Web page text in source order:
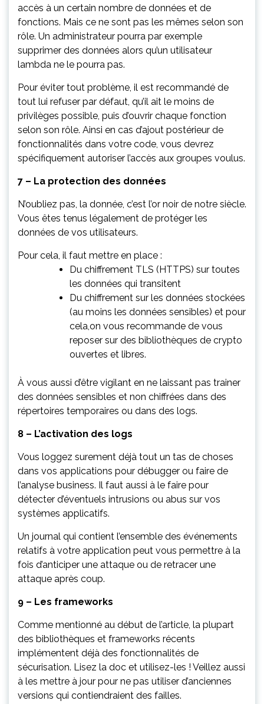
accès à un certain nombre de données et de
fonctions. Mais ce ne sont pas les mêmes selon son
rôle. Un administrateur pourra par exemple
supprimer des données alors qu’un utilisateur
lambda ne le pourra pas.
Pour éviter tout problème, il est recommandé de
tout lui refuser par défaut, qu’il ait le moins de
privilèges possible, puis d’ouvrir chaque fonction
selon son rôle. Ainsi en cas d’ajout postérieur de
fonctionnalités dans votre code, vous devrez
spécifiquement autoriser l’accès aux groupes voulus.
7 – La protection des données
N’oubliez pas, la donnée, c’est l’or noir de notre siècle.
Vous êtes tenus légalement de protéger les
données de vos utilisateurs.
Pour cela, il faut mettre en place :
Du chiffrement TLS (HTTPS) sur toutes
les données qui transitent
Du chiffrement sur les données stockées
(au moins les données sensibles) et pour
cela,on vous recommande de vous
reposer sur des bibliothèques de crypto
ouvertes et libres.
À vous aussi d’être vigilant en ne laissant pas trainer
des données sensibles et non chiffrées dans des
répertoires temporaires ou dans des logs.
8 – L’activation des logs
Vous loggez surement déjà tout un tas de choses
dans vos applications pour débugger ou faire de
l’analyse business. Il faut aussi à le faire pour
détecter d’éventuels intrusions ou abus sur vos
systèmes applicatifs.
Un journal qui contient l’ensemble des événements
relatifs à votre application peut vous permettre à la
fois d’anticiper une attaque ou de retracer une
attaque après coup.
9 – Les frameworks
Comme mentionné au début de l’article, la plupart
des bibliothèques et frameworks récents
implémentent déjà des fonctionnalités de
sécurisation. Lisez la doc et utilisez-les ! Veillez aussi
à les mettre à jour pour ne pas utiliser d’anciennes
versions qui contiendraient des failles.